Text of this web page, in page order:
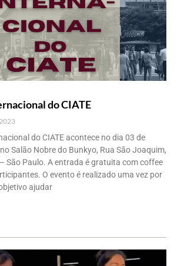
do CIATE
do CIATE acontece no dia 03 de
Salão Nobre do Bunkyo, Rua São Joaquim,
São Paulo. A entrada é gratuita com coffee
O evento é realizado uma vez por
ajudar